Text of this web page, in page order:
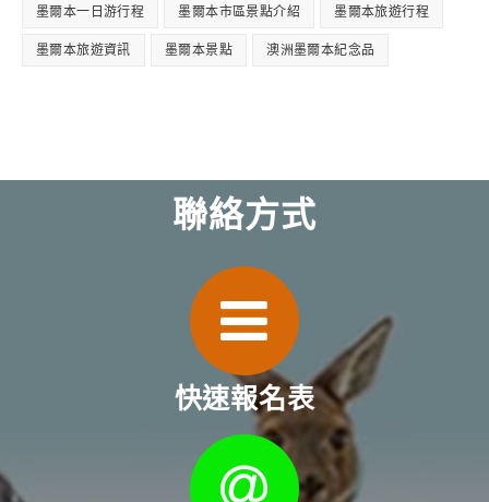
墨爾本一日游行程 墨爾本市區景點介紹 墨爾本旅遊行程
墨爾本旅遊資訊 墨爾本景點 澳洲墨爾本紀念品
聯絡方式
快速報名表